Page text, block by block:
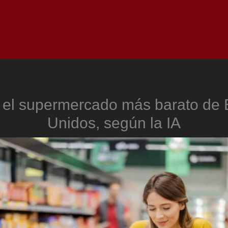
supermercado más barato de
Unidos, según la IA